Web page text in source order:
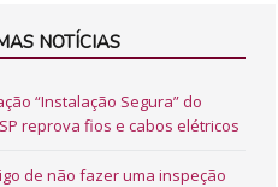
NOTÍCIAS
“Instalação Segura” do
reprova fios e cabos elétricos
de não fazer uma inspeção